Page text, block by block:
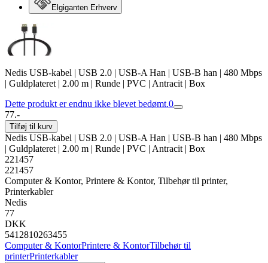
Elgiganten Erhverv
Nedis USB-kabel | USB 2.0 | USB-A Han | USB-B han | 480 Mbps
| Guldplateret | 2.00 m | Runde | PVC | Antracit | Box
Dette produkt er endnu ikke blevet bedømt.0
77.-
Tilføj til kurv
Nedis USB-kabel | USB 2.0 | USB-A Han | USB-B han | 480 Mbps
| Guldplateret | 2.00 m | Runde | PVC | Antracit | Box
221457
221457
Computer & Kontor, Printere & Kontor, Tilbehør til printer,
Printerkabler
Nedis
77
DKK
5412810263455
Computer & KontorPrintere & KontorTilbehør til
printerPrinterkabler